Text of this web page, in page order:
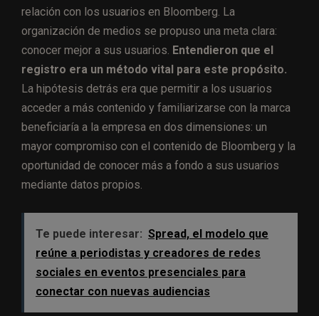
relación con los usuarios en Bloomberg. La
organización de medios se propuso una meta clara:
conocer mejor a sus usuarios. Entendieron que el
registro era un método vital para este propósito.
La hipótesis detrás era que permitir a los usuarios
acceder a más contenido y familiarizarse con la marca
beneficiaría a la empresa en dos dimensiones: un
mayor compromiso con el contenido de Bloomberg y la
oportunidad de conocer más a fondo a sus usuarios
mediante datos propios.
Te puede interesar: Spread, el modelo que
reúne a periodistas y creadores de redes
sociales en eventos presenciales para
conectar con nuevas audiencias